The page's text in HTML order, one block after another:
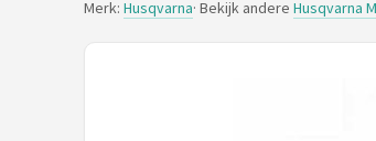
BlogMerk: Husqvarna· Bekijk andere Husqvarna